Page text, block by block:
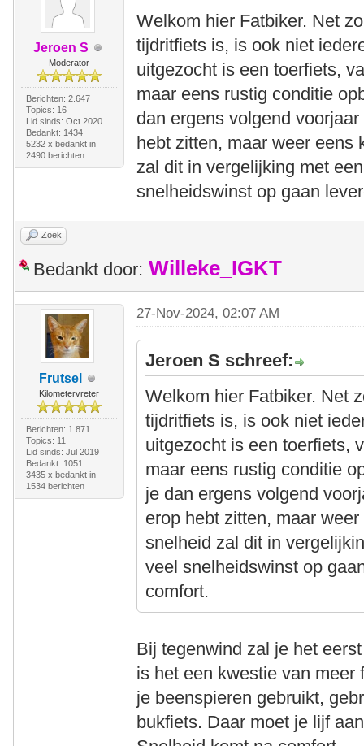
Jeroen S
Moderator
Berichten: 2.647
Topics: 16
Lid sinds: Oct 2020
Bedankt: 1434
5232 x bedankt in
2490 berichten
Welkom hier Fatbiker. Net
tijdritfiets is, is ook niet
uitgezocht is een toerfiets,
maar eens rustig conditie
dan ergens volgend
hebt zitten, maar weer eens
zal dit in vergelijking met
snelheidswinst op gaan
Zoek
Bedankt door: Willeke_IGKT
Frutsel
Kilometervreter
Berichten: 1.871
Topics: 11
Lid sinds: Jul 2019
Bedankt: 1051
3435 x bedankt in
1534 berichten
27-Nov-2024, 02:07 AM
Jeroen S schreef:
Welkom hier Fatbiker. Net
tijdritfiets is, is ook niet
uitgezocht is een toerfiets,
maar eens rustig conditie
je dan ergens volgend
erop hebt zitten, maar
snelheid zal dit in
veel snelheidswinst op
comfort.
Bij tegenwind zal je het
is het een kwestie van
je beenspieren gebruikt,
bukfiets. Daar moet je lijf